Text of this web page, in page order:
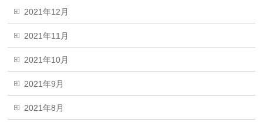
2021年12月
2021年11月
2021年10月
2021年9月
2021年8月